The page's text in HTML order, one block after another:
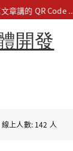
章講的 QR Code ..
開發
線上人數: 142 人